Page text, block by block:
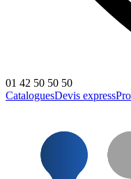
01 42 50 50 50
CataloguesDevis express